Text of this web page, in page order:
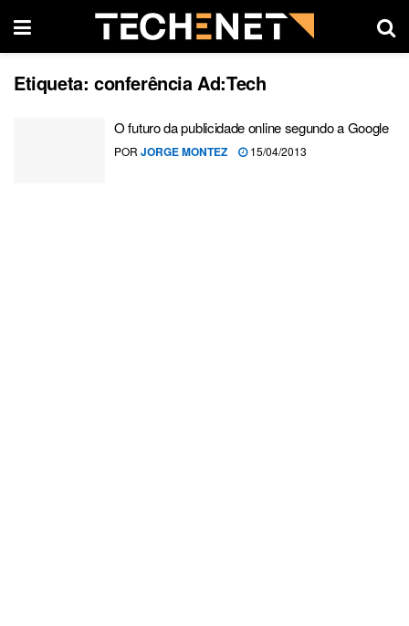
Etiqueta: conferência Ad:Tech
O futuro da publicidade online segundo a Google
POR JORGE MONTEZ 15/04/2013